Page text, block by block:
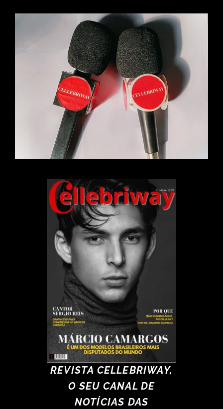
REVISTA CELLEBRIWAY,
O SEU CANAL DE
NOTÍCIAS DAS